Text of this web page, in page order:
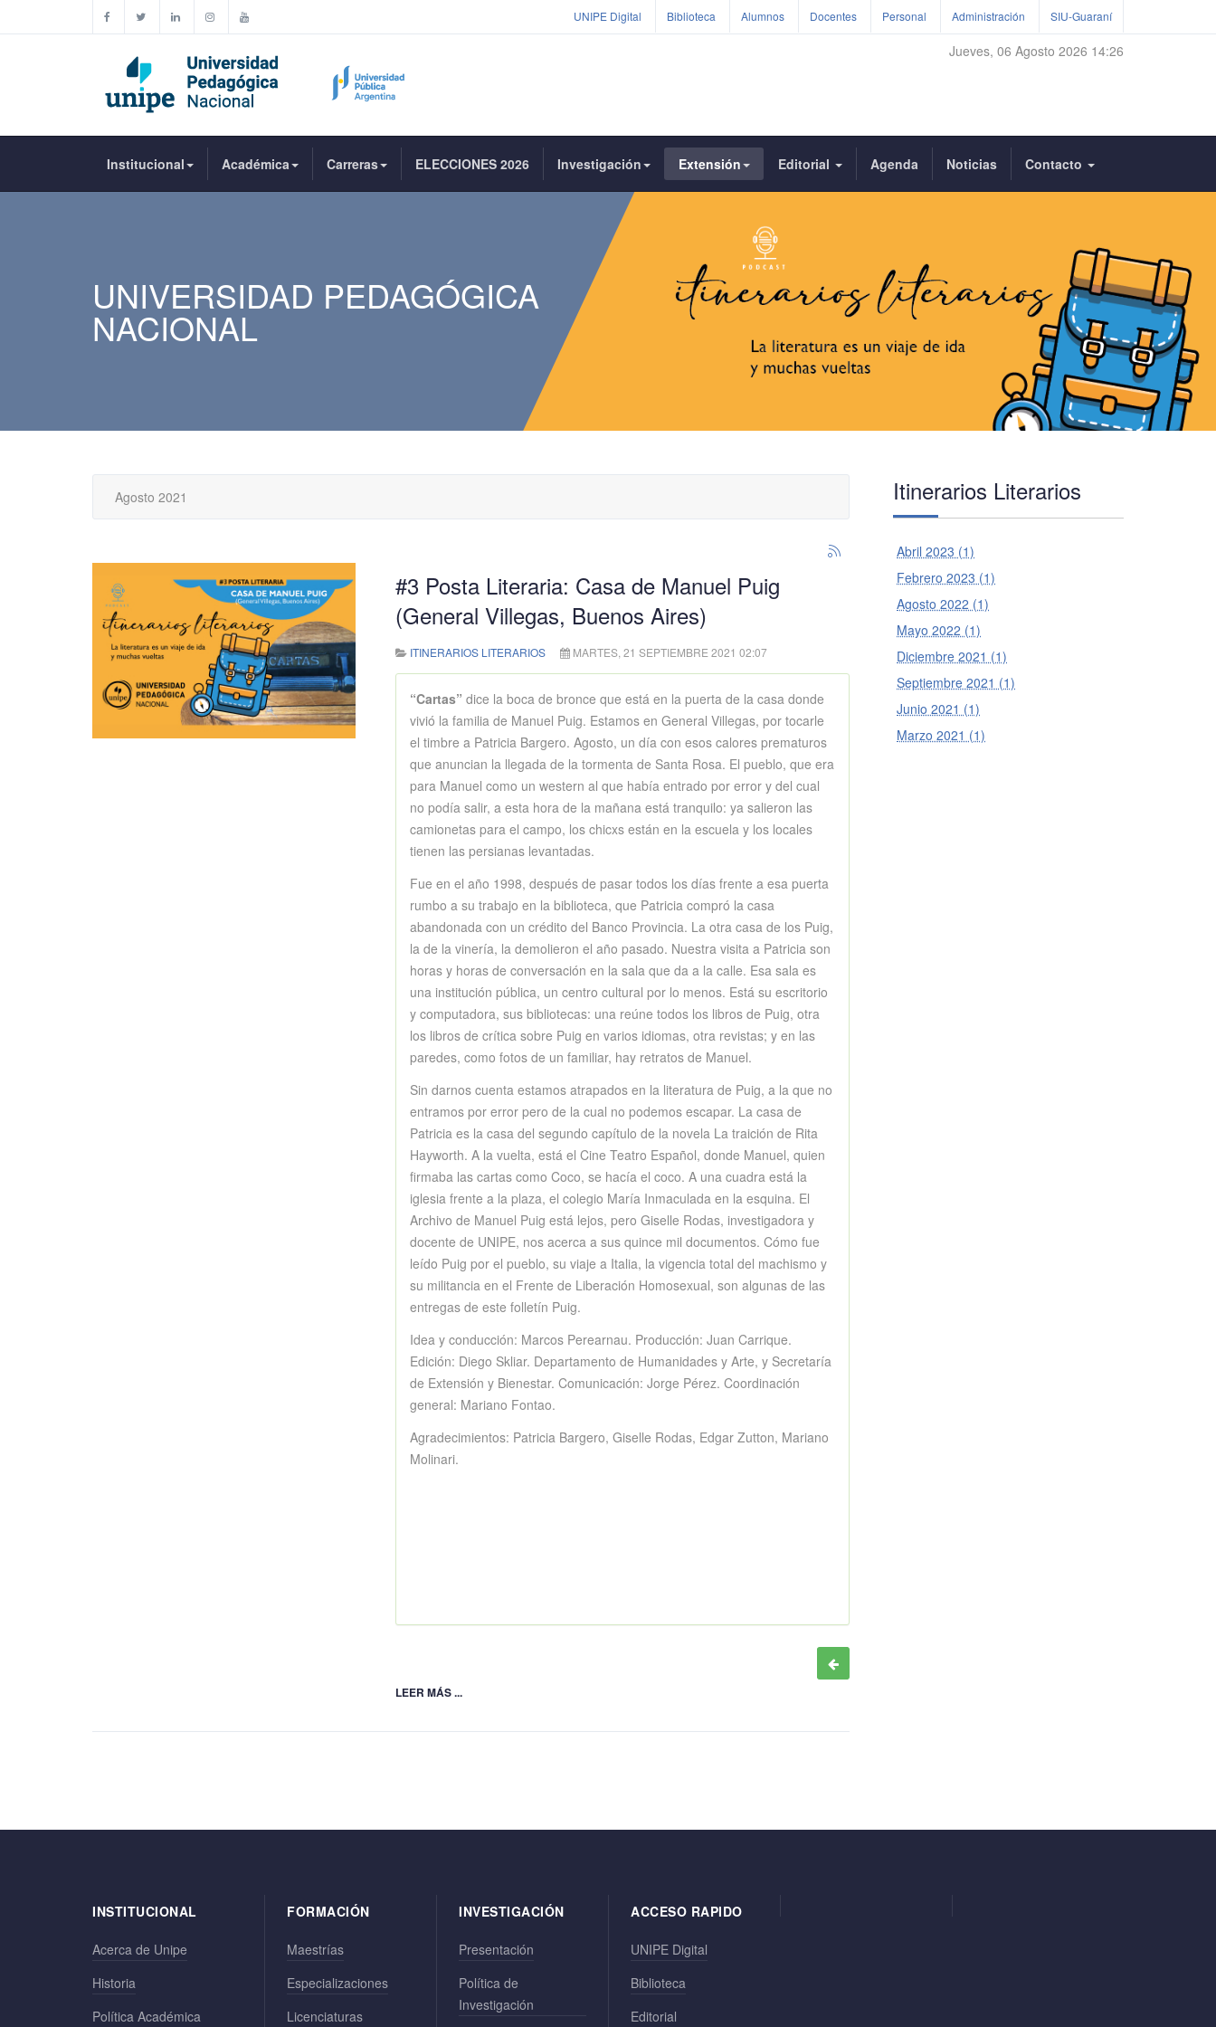
UNIPE Digital Biblioteca Alumnos Docentes Personal Administración SIU-Guaraní
Jueves, 06 Agosto 2026 14:26
Institucional Académica Carreras ELECCIONES 2026 Investigación Extensión Editorial Agenda Noticias Contacto
UNIVERSIDAD PEDAGÓGICA
NACIONAL
Agosto 2021
#3 Posta Literaria: Casa de Manuel Puig
(General Villegas, Buenos Aires)
ITINERARIOS LITERARIOS MARTES, 21 SEPTIEMBRE 2021 02:07
“Cartas” dice la boca de bronce que está en la puerta de la casa donde
vivió la familia de Manuel Puig. Estamos en General Villegas, por tocarle
el timbre a Patricia Bargero. Agosto, un día con esos calores prematuros
que anuncian la llegada de la tormenta de Santa Rosa. El pueblo, que era
para Manuel como un western al que había entrado por error y del cual
no podía salir, a esta hora de la mañana está tranquilo: ya salieron las
camionetas para el campo, los chicxs están en la escuela y los locales
tienen las persianas levantadas.
Fue en el año 1998, después de pasar todos los días frente a esa puerta
rumbo a su trabajo en la biblioteca, que Patricia compró la casa
abandonada con un crédito del Banco Provincia. La otra casa de los Puig,
la de la vinería, la demolieron el año pasado. Nuestra visita a Patricia son
horas y horas de conversación en la sala que da a la calle. Esa sala es
una institución pública, un centro cultural por lo menos. Está su escritorio
y computadora, sus bibliotecas: una reúne todos los libros de Puig, otra
los libros de crítica sobre Puig en varios idiomas, otra revistas; y en las
paredes, como fotos de un familiar, hay retratos de Manuel.
Sin darnos cuenta estamos atrapados en la literatura de Puig, a la que no
entramos por error pero de la cual no podemos escapar. La casa de
Patricia es la casa del segundo capítulo de la novela La traición de Rita
Hayworth. A la vuelta, está el Cine Teatro Español, donde Manuel, quien
firmaba las cartas como Coco, se hacía el coco. A una cuadra está la
iglesia frente a la plaza, el colegio María Inmaculada en la esquina. El
Archivo de Manuel Puig está lejos, pero Giselle Rodas, investigadora y
docente de UNIPE, nos acerca a sus quince mil documentos. Cómo fue
leído Puig por el pueblo, su viaje a Italia, la vigencia total del machismo y
su militancia en el Frente de Liberación Homosexual, son algunas de las
entregas de este folletín Puig.
Idea y conducción: Marcos Perearnau. Producción: Juan Carrique.
Edición: Diego Skliar. Departamento de Humanidades y Arte, y Secretaría
de Extensión y Bienestar. Comunicación: Jorge Pérez. Coordinación
general: Mariano Fontao.
Agradecimientos: Patricia Bargero, Giselle Rodas, Edgar Zutton, Mariano
Molinari.
LEER MÁS ...
Itinerarios Literarios
Abril 2023 (1)
Febrero 2023 (1)
Agosto 2022 (1)
Mayo 2022 (1)
Diciembre 2021 (1)
Septiembre 2021 (1)
Junio 2021 (1)
Marzo 2021 (1)
INSTITUCIONAL
Acerca de Unipe
Historia
Política Académica
FORMACIÓN
Maestrías
Especializaciones
Licenciaturas
INVESTIGACIÓN
Presentación
Política de
Investigación
ACCESO RAPIDO
UNIPE Digital
Biblioteca
Editorial